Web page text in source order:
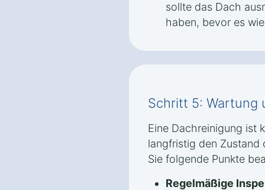
sollte das Dach
haben, bevor es
Schritt 5: Wartung
Eine Dachreinigung ist
langfristig den Zustand
Sie folgende Punkte
Regelmäßige